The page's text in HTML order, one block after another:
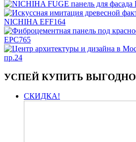
УСПЕЙ КУПИТЬ ВЫГОДНО
СКИДКА!